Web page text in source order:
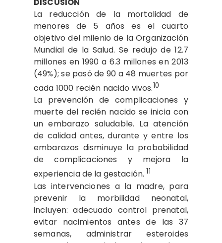
La reducción de la mortalidad de
menores de 5 años es el cuarto
objetivo del milenio de la Organización
Mundial de la Salud. Se redujo de 12.7
millones en 1990 a 6.3 millones en 2013
(49%); se pasó de 90 a 48 muertes por
cada 1000 recién nacido vivos.10
La prevención de complicaciones y
muerte del recién nacido se inicia con
un embarazo saludable. La atención
de calidad antes, durante y entre los
embarazos disminuye la probabilidad
de complicaciones y mejora la
experiencia de la gestación. 11
Las intervenciones a la madre, para
prevenir la morbilidad neonatal,
incluyen: adecuado control prenatal,
evitar nacimientos antes de las 37
semanas, administrar esteroides